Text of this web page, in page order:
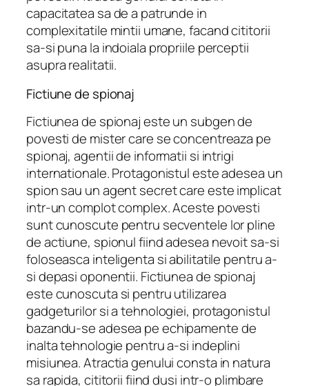
capacitatea sa de a patrunde in
complexitatile mintii umane, facand cititorii
sa-si puna la indoiala propriile perceptii
asupra realitatii.
Fictiune de spionaj
Fictiunea de spionaj este un subgen de
povesti de mister care se concentreaza pe
spionaj, agentii de informatii si intrigi
internationale. Protagonistul este adesea un
spion sau un agent secret care este implicat
intr-un complot complex. Aceste povesti
sunt cunoscute pentru secventele lor pline
de actiune, spionul fiind adesea nevoit sa-si
foloseasca inteligenta si abilitatile pentru a-
si depasi oponentii. Fictiunea de spionaj
este cunoscuta si pentru utilizarea
gadgeturilor si a tehnologiei, protagonistul
bazandu-se adesea pe echipamente de
inalta tehnologie pentru a-si indeplini
misiunea. Atractia genului consta in natura
sa rapida, cititorii fiind dusi intr-o plimbare